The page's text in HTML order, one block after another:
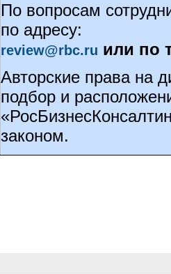
По вопросам
по адресу:
review@rbc.ru или по
Авторские права на
подбор и
законом.